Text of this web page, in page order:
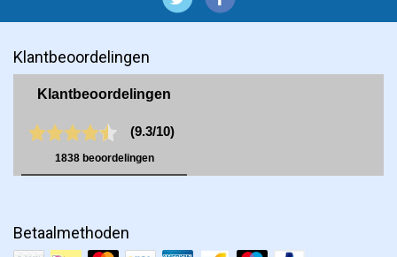
Klantbeoordelingen
Betaalmethoden